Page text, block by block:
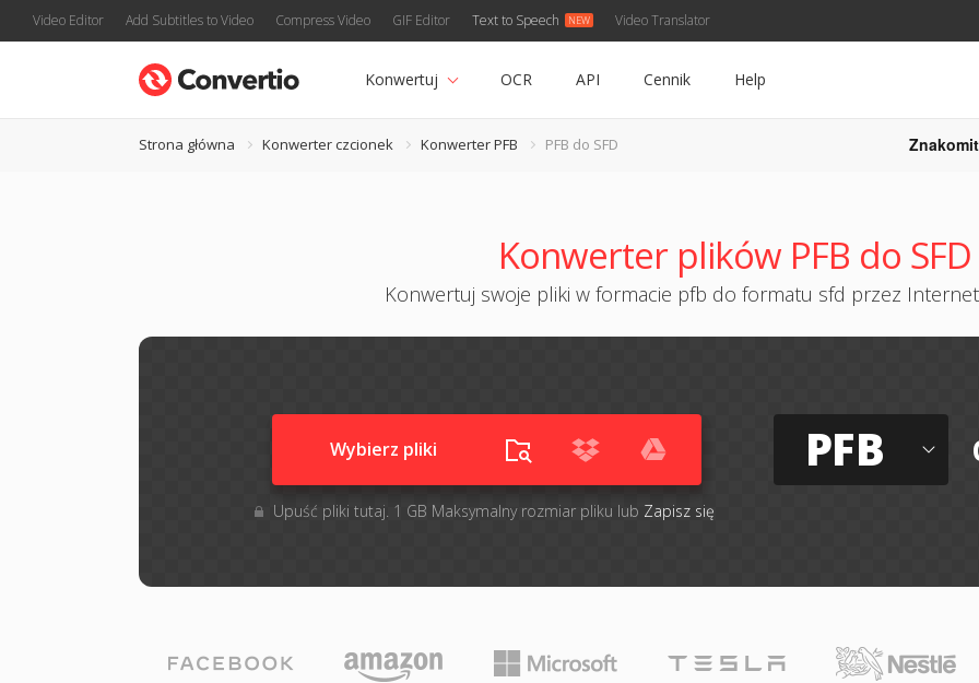
Video Editor Add Subtitles to Video Compress Video GIF Editor Text to Speech Video Translator
Konwertuj OCR API Cennik Help
Strona główna Konwerter czcionek Konwerter PFB PFB do SFD
Konwerter plików PFB do SFD
Konwertuj swoje pliki w formacie pfb do formatu sfd przez Internet
Wybierz pliki
Upuść pliki tutaj. 1 GB Maksymalny rozmiar pliku lub Zapisz się
PFB